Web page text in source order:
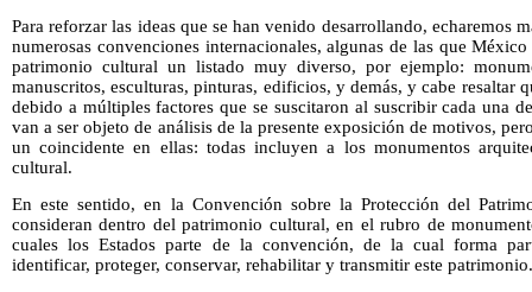
Para reforzar las ideas que se han venido desarrollando, echaremos
numerosas convenciones internacionales, algunas de las que
patrimonio cultural un listado muy diverso, por ejemplo:
manuscritos, esculturas, pinturas, edificios, y demás, y cabe resaltar
debido a múltiples factores que se suscitaron al suscribir cada una
van a ser objeto de análisis de la presente exposición de motivos,
un coincidente en ellas: todas incluyen a los monumentos
cultural.
En este sentido, en la Convención sobre la Protección del
consideran dentro del patrimonio cultural, en el rubro de
cuales los Estados parte de la convención, de la cual forma
identificar, proteger, conservar, rehabilitar y transmitir este patrimonio.